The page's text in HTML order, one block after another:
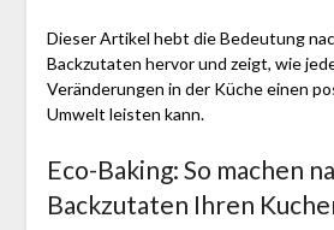
Dieser Artikel hebt die Bedeutung
Backzutaten hervor und zeigt, wie
Veränderungen in der Küche einen
Umwelt leisten kann.
Eco-Baking: So machen
Backzutaten Ihren